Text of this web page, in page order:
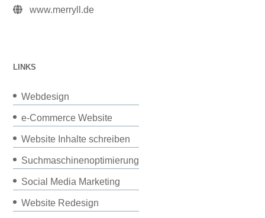
www.merryll.de
LINKS
Webdesign
e-Commerce Website
Website Inhalte schreiben
Suchmaschinenoptimierung
Social Media Marketing
Website Redesign